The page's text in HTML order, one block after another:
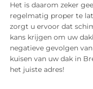
Het is daarom zeker
regelmatig proper te
zorgt u ervoor dat
kans krijgen om uw
negatieve gevolgen
kuisen van uw dak in
het juiste adres!